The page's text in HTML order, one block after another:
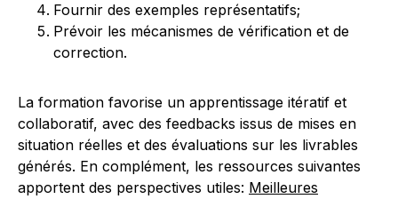
Fournir des exemples représentatifs;
Prévoir les mécanismes de vérification et de
correction.
La formation favorise un apprentissage itératif et
collaboratif, avec des feedbacks issus de mises en
situation réelles et des évaluations sur les livrables
générés. En complément, les ressources suivantes
apportent des perspectives utiles: Meilleures